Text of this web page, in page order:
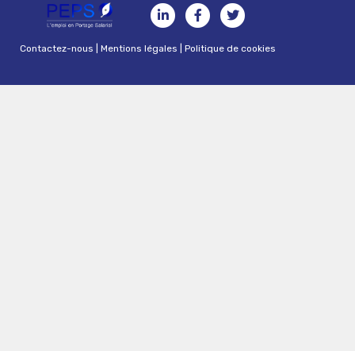
Contactez-nous |Mentions légales |Politique de cookies